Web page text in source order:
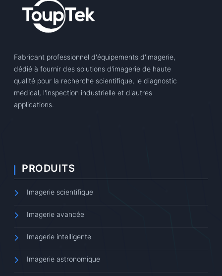
Fabricant professionnel d'équipements d'imagerie,
dédié à fournir des solutions d'imagerie de haute
qualité pour la recherche scientifique, le diagnostic
médical, l'inspection industrielle et d'autres
applications.
PRODUITS
Imagerie scientifique
Imagerie avancée
Imagerie intelligente
Imagerie astronomique